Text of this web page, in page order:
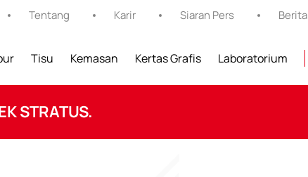
Tentang Karir Siaran Pers Berita
Tisu Kemasan Kertas Grafis Laboratorium
STRATUS.